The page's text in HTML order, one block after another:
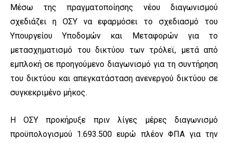
Μέσω της πραγματοποίησης νέου διαγωνισμού
σχεδιάζει η ΟΣΥ να εφαρμόσει το σχεδιασμό του
Υπουργείου Υποδομών και Μεταφορών για το
μετασχηματισμό του δικτύου των τρόλεϊ, μετά από
εμπλοκή σε προηγούμενο διαγωνισμό για τη συντήρηση
του δικτύου και απεγκατάσταση ανενεργού δικτύου σε
συγκεκριμένο μήκος.
Η ΟΣΥ προκήρυξε πριν λίγες μέρες διαγωνισμό
προϋπολογισμού 1.693.500 ευρώ πλέον ΦΠΑ για την